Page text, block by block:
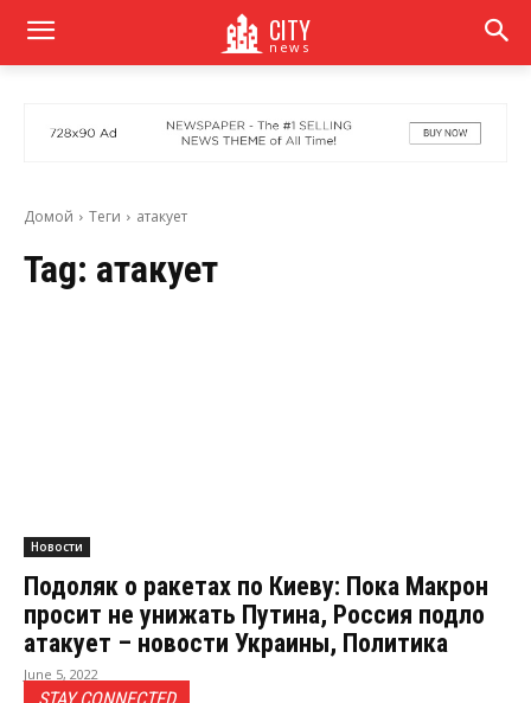
CITY
news
Домой Теги атакует
Tag: атакует
Новости
Подоляк о ракетах по Киеву: Пока Макрон
просит не унижать Путина, Россия подло
атакует – новости Украины, Политика
June 5, 2022